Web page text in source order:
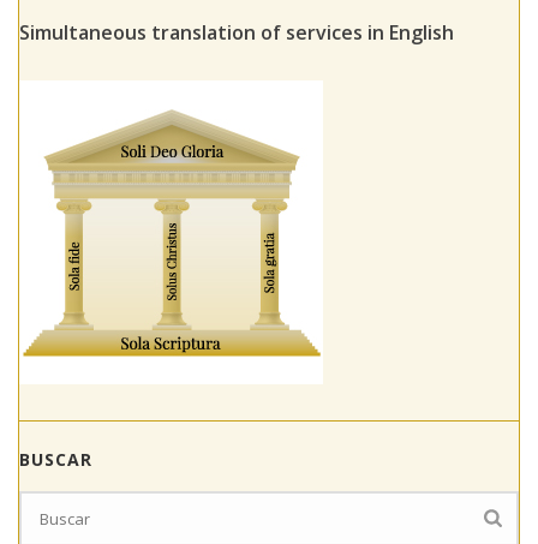
Simultaneous translation of services in English
BUSCAR